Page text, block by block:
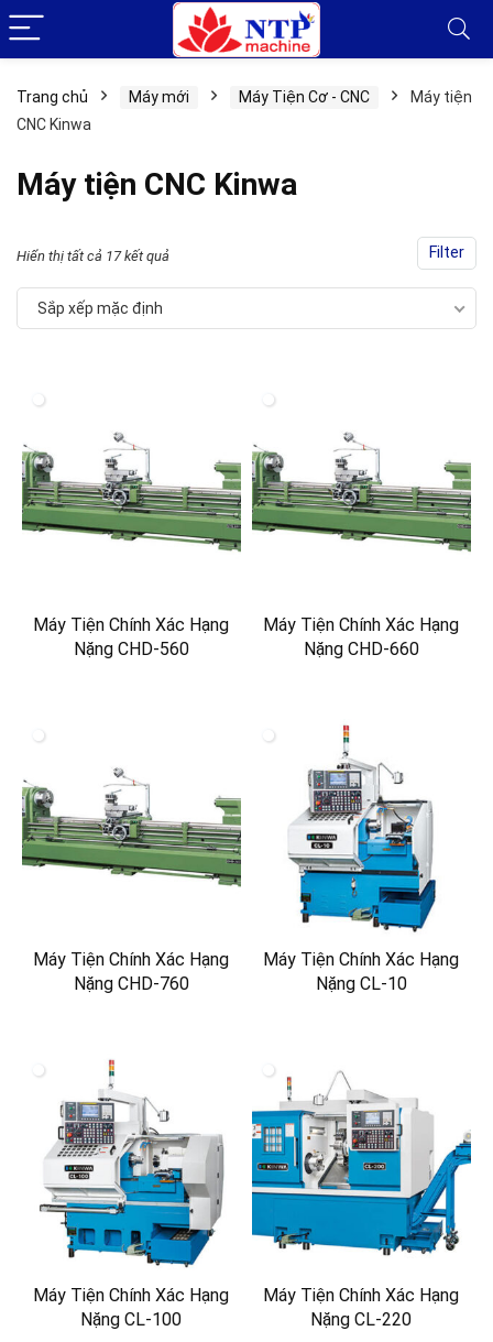
Trang chủ Máy mới Máy Tiện Cơ - CNC
Máy tiện
CNC Kinwa
Máy tiện CNC Kinwa
Filter
Hiển thị tất cả 17 kết quả
Sắp xếp mặc định
Máy Tiện Chính Xác Hạng
Nặng CHD-560
Máy Tiện Chính Xác Hạng
Nặng CHD-660
Máy Tiện Chính Xác Hạng
Nặng CHD-760
Máy Tiện Chính Xác Hạng
Nặng CL-10
Máy Tiện Chính Xác Hạng
Nặng CL-100
Máy Tiện Chính Xác Hạng
Nặng CL-220